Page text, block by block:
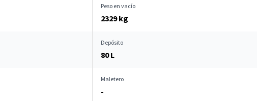
Peso en vacío
2329 kg
Depósito
80 L
Maletero
-